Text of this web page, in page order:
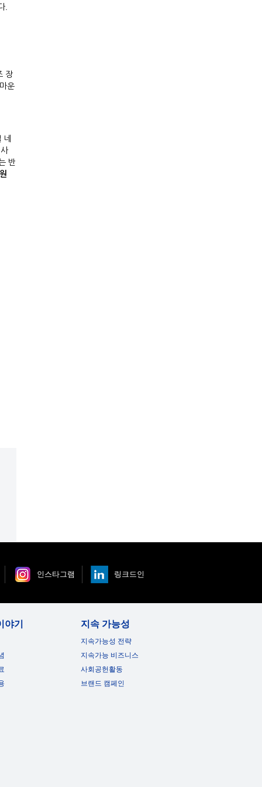
.
장
운
반
인스타그램 링크드인
야기 지속 가능성
지속가능성 전략
지속가능 비즈니스
사회공헌활동
브랜드 캠페인